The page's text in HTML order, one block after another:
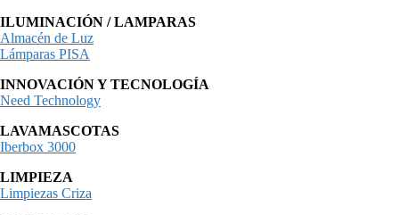
ILUMINACIÓN / LAMPARAS
Almacén de Luz
Lámparas PISA
INNOVACIÓN Y TECNOLOGÍA
Need Technology
LAVAMASCOTAS
Iberbox 3000
LIMPIEZA
Limpiezas Criza